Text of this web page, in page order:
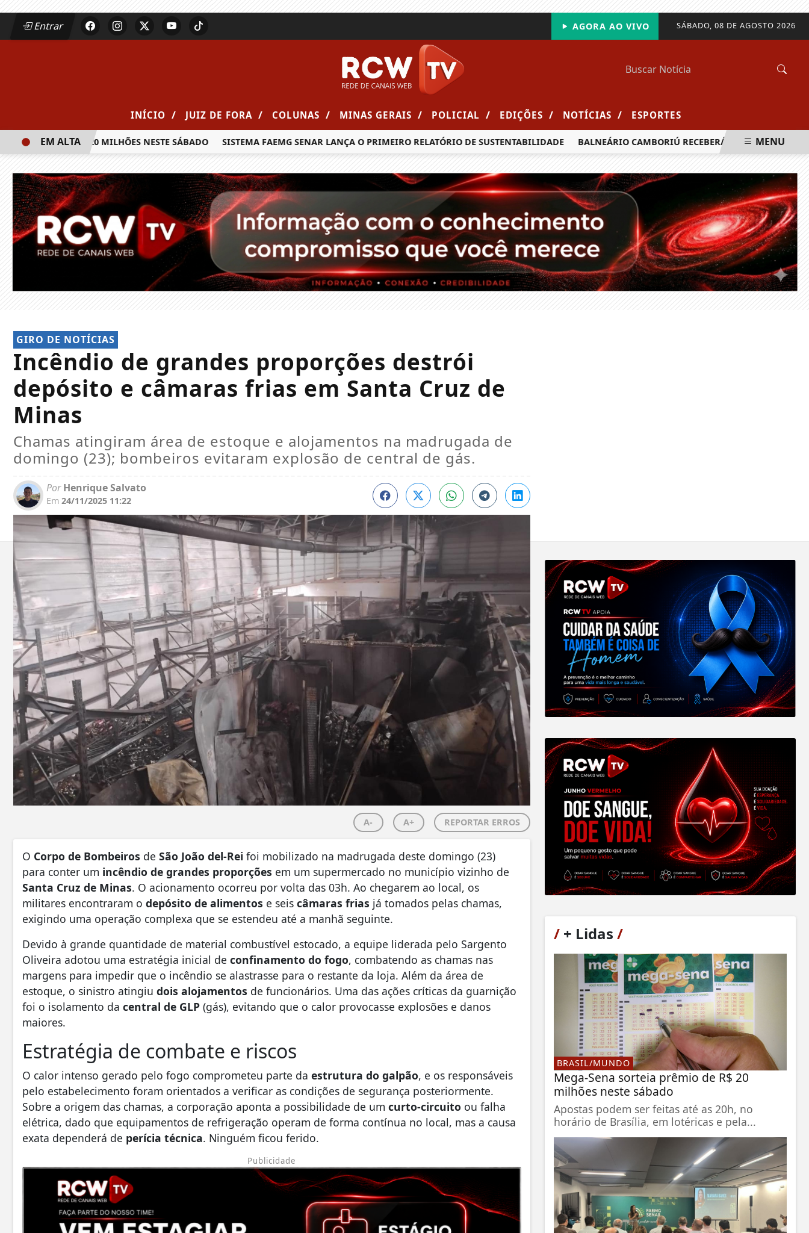
Entrar SÁBADO, 08 DE AGOSTO 2026
AGORA AO VIVO
INÍCIO / JUIZ DE FORA / COLUNAS / MINAS GERAIS / POLICIAL / EDIÇÕES / NOTÍCIAS / ESPORTES
PRÊMIO DE R$ 20 MILHÕES NESTE SÁBADO SISTEMA FAEMG SENAR LANÇA O PRIMEIRO RELATÓRIO DE SUSTENTABILIDADE BALNEÁRIO CAMBORIÚ RECEBERÁ MAIS DE 120
EM ALTA MENU
GIRO DE NOTÍCIAS
Incêndio de grandes proporções destrói
depósito e câmaras frias em Santa Cruz de
Minas
Chamas atingiram área de estoque e alojamentos na madrugada de
domingo (23); bombeiros evitaram explosão de central de gás.
PorHenrique Salvato
Em 24/11/2025 11:22
A- A+ REPORTAR ERROS
O Corpo de Bombeiros de São João del-Rei foi mobilizado na madrugada deste domingo (23)
para conter um incêndio de grandes proporções em um supermercado no município vizinho de
Santa Cruz de Minas. O acionamento ocorreu por volta das 03h. Ao chegarem ao local, os
militares encontraram o depósito de alimentos e seis câmaras frias já tomados pelas chamas,
exigindo uma operação complexa que se estendeu até a manhã seguinte.
Devido à grande quantidade de material combustível estocado, a equipe liderada pelo Sargento
Oliveira adotou uma estratégia inicial de confinamento do fogo, combatendo as chamas nas
margens para impedir que o incêndio se alastrasse para o restante da loja. Além da área de
estoque, o sinistro atingiu dois alojamentos de funcionários. Uma das ações críticas da guarnição
foi o isolamento da central de GLP (gás), evitando que o calor provocasse explosões e danos
maiores.
Estratégia de combate e riscos
O calor intenso gerado pelo fogo comprometeu parte da estrutura do galpão, e os responsáveis
pelo estabelecimento foram orientados a verificar as condições de segurança posteriormente.
Sobre a origem das chamas, a corporação aponta a possibilidade de um curto-circuito ou falha
elétrica, dado que equipamentos de refrigeração operam de forma contínua no local, mas a causa
exata dependerá de perícia técnica. Ninguém ficou ferido.
Publicidade
/+ Lidas /
BRASIL/MUNDO
Mega-Sena sorteia prêmio de R$ 20
milhões neste sábado
Apostas podem ser feitas até as 20h, no
horário de Brasília, em lotéricas e pela...